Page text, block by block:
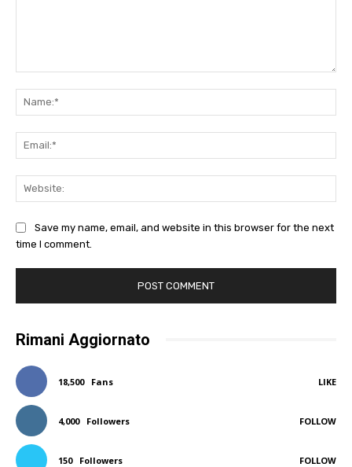
Save my name, email, and website in this browser for the next
time I comment.
Rimani Aggiornato
18,500 Fans LIKE
4,000 Followers FOLLOW
150 Followers FOLLOW